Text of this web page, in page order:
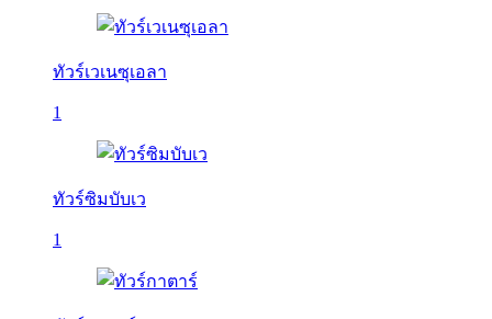
ทัวร์เวเนซุเอลา
1
ทัวร์ซิมบับเว
1